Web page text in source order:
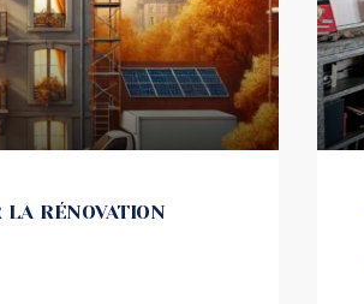
LA RÉNOVATION